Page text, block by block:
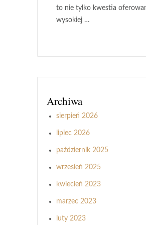
to nie tylko kwestia
wysokiej …
Archiwa
sierpień 2026
lipiec 2026
październik 2025
wrzesień 2025
kwiecień 2023
marzec 2023
luty 2023